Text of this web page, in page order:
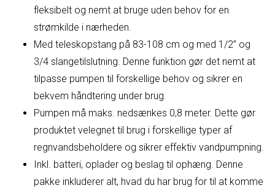
fleksibelt og nemt at bruge uden behov for en
strømkilde i nærheden.
Med teleskopstang på 83-108 cm og med 1/2” og
3/4 slangetilslutning. Denne funktion gør det nemt at
tilpasse pumpen til forskellige behov og sikrer en
bekvem håndtering under brug.
Pumpen må maks. nedsænkes 0,8 meter. Dette gør
produktet velegnet til brug i forskellige typer af
regnvandsbeholdere og sikrer effektiv vandpumpning.
Inkl. batteri, oplader og beslag til ophæng. Denne
pakke inkluderer alt, hvad du har brug for til at komme